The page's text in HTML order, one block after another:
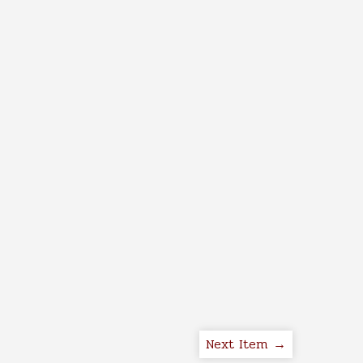
Next Item →